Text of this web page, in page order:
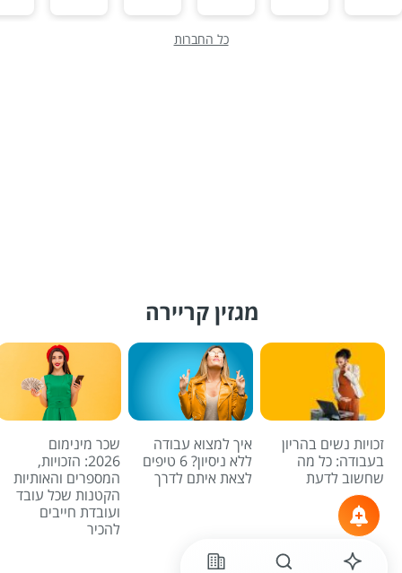
כל החברות
מגזין קריירה
זכויות נשים בהריון
בעבודה: כל מה
שחשוב לדעת
איך למצוא עבודה
ללא ניסיון? 6 טיפים
לצאת איתם לדרך
שכר מינימום
2026: הזכויות,
המספרים והאותיות
הקטנות שכל עובד
ועובדת חייבים
להכיר
לכל הכתבות